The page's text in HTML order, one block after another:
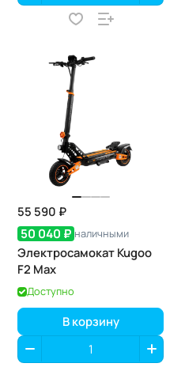
55 590 ₽
50 040 ₽ наличными
Электросамокат Kugoo
F2 Max
Доступно
В корзину